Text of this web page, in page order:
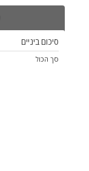
סיכום ביניים
סך הכול